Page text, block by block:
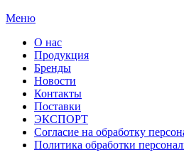
Меню
О нас
Продукция
Бренды
Новости
Контакты
Поставки
ЭКСПОРТ
Согласие на обработку
Политика обработки